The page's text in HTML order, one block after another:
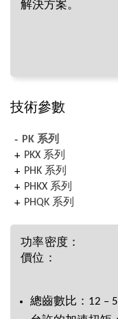
解決方案。
技術參數
PK 系列
PKX 系列
PHK 系列
PHKX 系列
PHQK 系列
功率密度：
價位：
總齒數比：12 –